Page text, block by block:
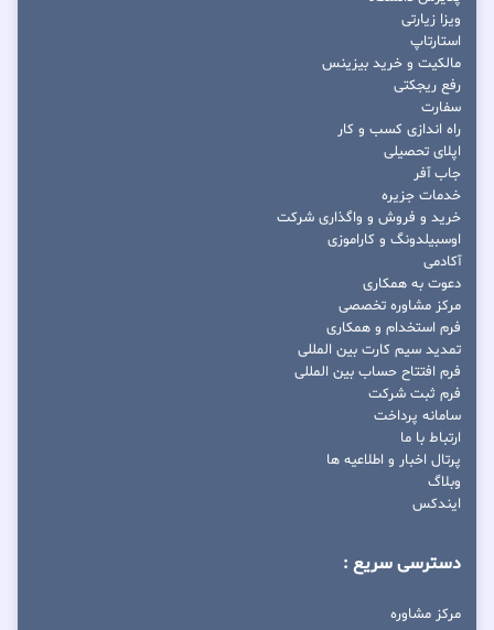
ویزا زیارتی
استارتاپ
مالکیت و خرید بیزینس
رفع ریجکتی
سفارت
راه اندازی کسب و کار
اپلای تحصیلی
جاب آفر
خدمات جزیره
خرید و فروش و واگذاری شرکت
اوسبیلدونگ و کاراموزی
آکادمی
دعوت به همکاری
مرکز مشاوره تخصصی
فرم استخدام و همکاری
تمدید سیم کارت بین المللی
فرم افتتاح حساب بین المللی
فرم ثبت شرکت
سامانه پرداخت
ارتباط با ما
پرتال اخبار و اطلاعیه ها
وبلاگ
ایندکس
دسترسی سریع :
مرکز مشاوره